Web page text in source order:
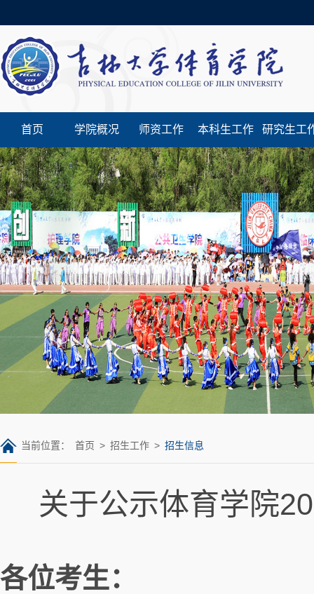
首页 学院概况 师资工作 本科生工作 研究生工
当前位置： 首页 > 招生工作 > 招生信息
关于公示体育学院
各位考生：